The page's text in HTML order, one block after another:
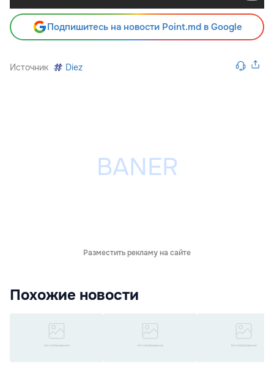
Подпишитесь на новости Point.md в Google
Источник Diez
Разместить рекламу на сайте
Похожие новости